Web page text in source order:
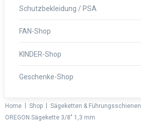
Schutzbekleidung / PSA
FAN-Shop
KINDER-Shop
Geschenke-Shop
Home Shop Sägeketten & Führungsschienen
OREGON Sägekette 3/8″ 1,3 mm